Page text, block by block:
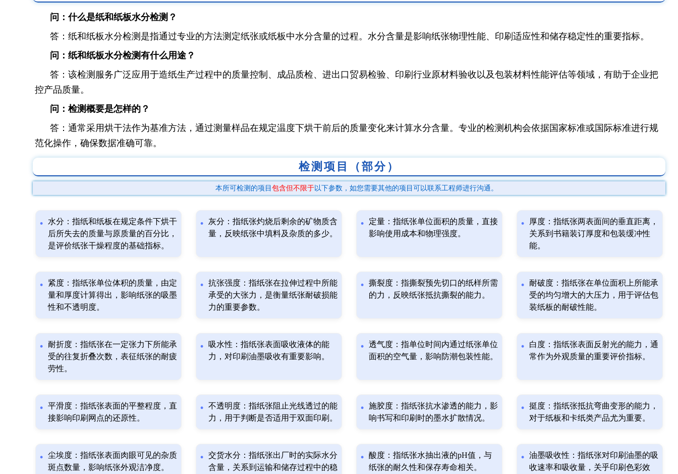
问：什么是纸和纸板水分检测？
答：纸和纸板水分检测是指通过专业的方法测定纸张或纸板中水分含量的过程。水分含量是影响纸张物理性能、印刷适应性和储存稳定性的重要指标。
问：纸和纸板水分检测有什么用途？
答：该检测服务广泛应用于造纸生产过程中的质量控制、成品质检、进出口贸易检验、印刷行业原材料验收以及包装材料性能评估等领域，有助于企业把
控产品质量。
问：检测概要是怎样的？
答：通常采用烘干法作为基准方法，通过测量样品在规定温度下烘干前后的质量变化来计算水分含量。专业的检测机构会依据国家标准或国际标准进行规
范化操作，确保数据准确可靠。
检测项目（部分）
本所可检测的项目 包含但不限于以下参数，如您需要其他的项目可以联系工程师进行沟通。
水分：指纸和纸板在规定条件下烘干
后所失去的质量与原质量的百分比，
是评价纸张干燥程度的基础指标。
灰分：指纸张灼烧后剩余的矿物质含
量，反映纸张中填料及杂质的多少。
定量：指纸张单位面积的质量，直接
影响使用成本和物理强度。
厚度：指纸张两表面间的垂直距离，
关系到书籍装订厚度和包装缓冲性
能。
紧度：指纸张单位体积的质量，由定
量和厚度计算得出，影响纸张的吸墨
性和不透明度。
抗张强度：指纸张在拉伸过程中所能
承受的大张力，是衡量纸张耐破损能
力的重要参数。
撕裂度：指撕裂预先切口的纸样所需
的力，反映纸张抵抗撕裂的能力。
耐破度：指纸张在单位面积上所能承
受的均匀增大的大压力，用于评估包
装纸板的耐破性能。
耐折度：指纸张在一定张力下所能承
受的往复折叠次数，表征纸张的耐疲
劳性。
吸水性：指纸张表面吸收液体的能
力，对印刷油墨吸收有重要影响。
透气度：指单位时间内通过纸张单位
面积的空气量，影响防潮包装性能。
白度：指纸张表面反射光的能力，通
常作为外观质量的重要评价指标。
平滑度：指纸张表面的平整程度，直
接影响印刷网点的还原性。
不透明度：指纸张阻止光线透过的能
力，用于判断是否适用于双面印刷。
施胶度：指纸张抗水渗透的能力，影
响书写和印刷时的墨水扩散情况。
挺度：指纸张抵抗弯曲变形的能力，
对于纸板和卡纸类产品尤为重要。
尘埃度：指纸张表面肉眼可见的杂质
斑点数量，影响纸张外观洁净度。
交货水分：指纸张出厂时的实际水分
含量，关系到运输和储存过程中的稳
酸度：指纸张水抽出液的pH值，与
纸张的耐久性和保存寿命相关。
油墨吸收性：指纸张对印刷油墨的吸
收速率和吸收量，关乎印刷色彩效